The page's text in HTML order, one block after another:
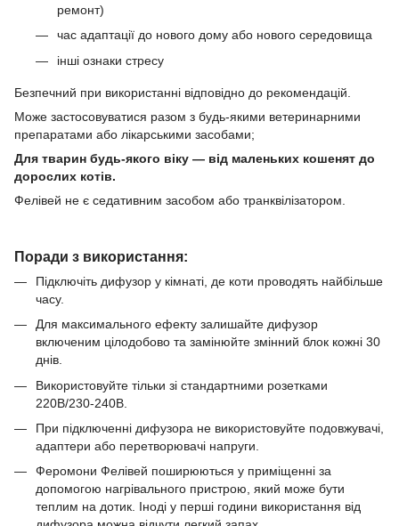
ремонт)
час адаптації до нового дому або нового середовища
інші ознаки стресу
Безпечний при використанні відповідно до рекомендацій.
Може застосовуватися разом з будь-якими ветеринарними
препаратами або лікарськими засобами;
Для тварин будь-якого віку — від маленьких кошенят до
дорослих котів.
Фелівей не є седативним засобом або транквілізатором.
Поради з використання:
Підключіть дифузор у кімнаті, де коти проводять найбільше
часу.
Для максимального ефекту залишайте дифузор
включеним цілодобово та замінюйте змінний блок кожні 30
днів.
Використовуйте тільки зі стандартними розетками
220В/230-240В.
При підключенні дифузора не використовуйте подовжувачі,
адаптери або перетворювачі напруги.
Феромони Фелівей поширюються у приміщенні за
допомогою нагрівального пристрою, який може бути
теплим на дотик. Іноді у перші години використання від